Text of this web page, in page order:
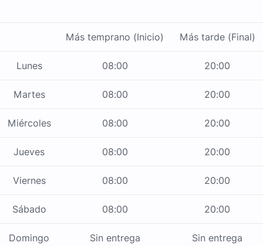
Más temprano (Inicio) Más tarde (Final)
Lunes 08:00 20:00
Martes 08:00 20:00
Miércoles 08:00 20:00
Jueves 08:00 20:00
Viernes 08:00 20:00
Sábado 08:00 20:00
Domingo Sin entrega Sin entrega